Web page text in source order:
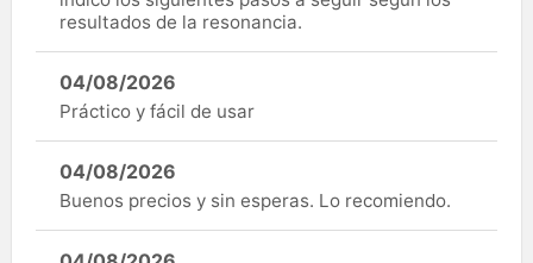
resultados de la resonancia.
04/08/2026
Práctico y fácil de usar
04/08/2026
Buenos precios y sin esperas. Lo recomiendo.